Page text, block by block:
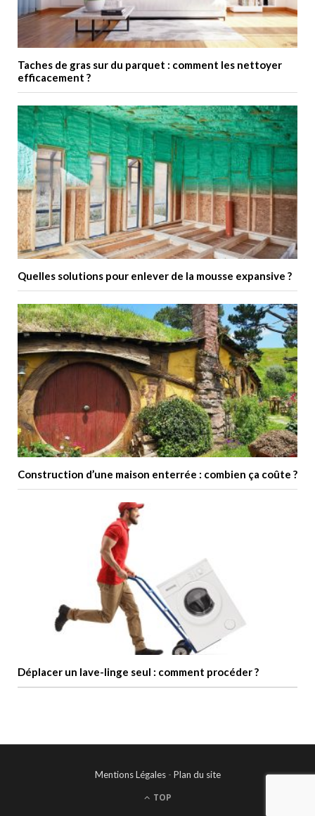
Taches de gras sur du parquet : comment les nettoyer
efficacement ?
Quelles solutions pour enlever de la mousse expansive ?
Construction d’une maison enterrée : combien ça coûte ?
Déplacer un lave-linge seul : comment procéder ?
Mentions Légales- Plan du site
TOP